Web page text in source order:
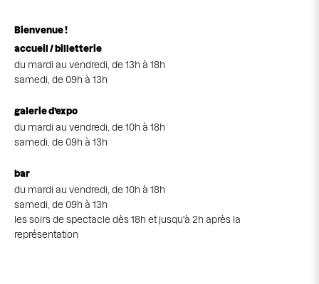
Bienvenue !
accueil / billetterie
du mardi au vendredi, de 13h à 18h
samedi, de 09h à 13h
galerie d’expo
du mardi au vendredi, de 10h à 18h
samedi, de 09h à 13h
bar
du mardi au vendredi, de 10h à 18h
samedi, de 09h à 13h
les soirs de spectacle dès 18h et jusqu'à 2h après la
représentation